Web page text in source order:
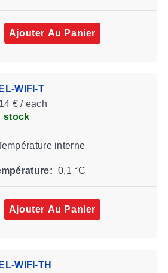
Ajouter Au Panier
WIFI-T
€ / each
stock
interne
0,1 °C
Ajouter Au Panier
WIFI-TH